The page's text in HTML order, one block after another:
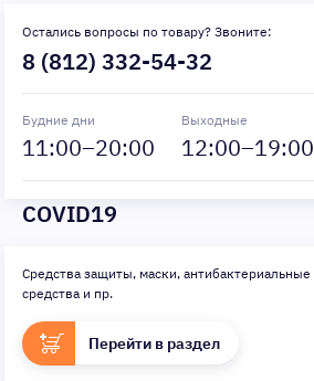
Остались вопросы по товару? Звоните:
8 (812) 332-54-32
Будние дни
11:00–20:00
Выходные
12:00–19:00
COVID19
Средства защиты, маски, антибактериальные
средства и пр.
Перейти в раздел